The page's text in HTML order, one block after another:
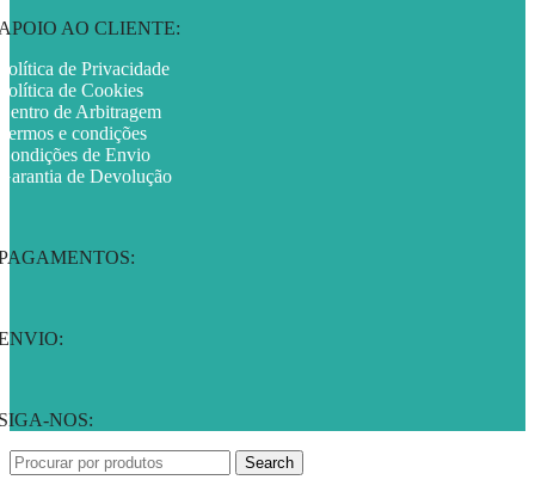
AO CLIENTE:
de Privacidade
de Cookies
de Arbitragem
e condições
de Envio
de Devolução
NOS:
Search